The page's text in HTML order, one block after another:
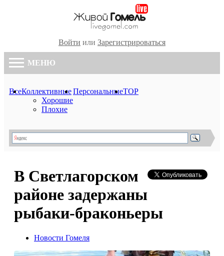
Войти или Зарегистрироваться
МЕНЮ
ВсеКоллективные
Хорошие
Плохие
ПерсональныеTOP
В Светлагорском
районе задержаны
рыбаки-браконьеры
Новости Гомеля